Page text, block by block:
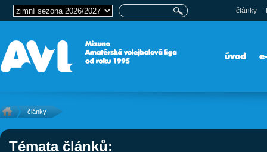
články
úvod
články
Témata článků: